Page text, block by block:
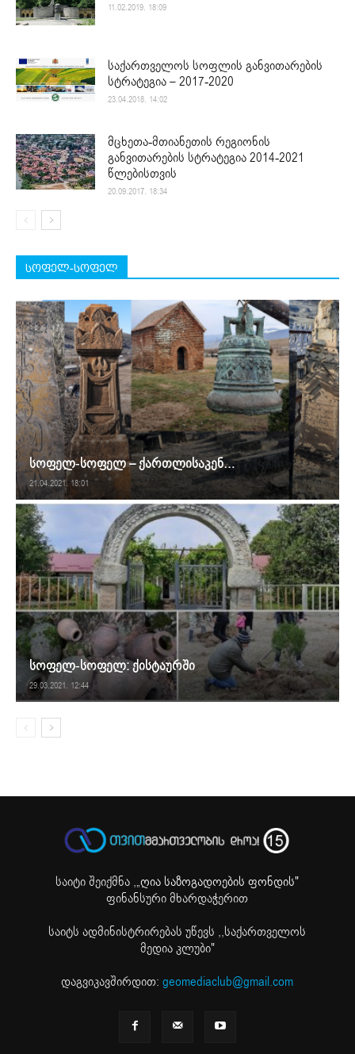
11.02.2019. 18:09
საქართველოს სოფლის განვითარების
სტრატეგია – 2017-2020
23.04.2018. 14:02
მცხეთა-მთიანეთის რეგიონის
განვითარების სტრატეგია 2014-2021
წლებისთვის
20.09.2017. 18:34
სოფელ-სოფელ
სოფელ-სოფელ – ქართლისაკენ…
21.04.2021. 18:01
სოფელ-სოფელ: ქისტაურში
29.03.2021. 12:44
საიტი შეიქმნა ,„ღია საზოგადოების ფონდის"
ფინანსური მხარდაჭერით
საიტს ადმინისტრირებას უწევს ,,საქართველოს
მედია კლუბი"
დაგვიკავშირდით:geomediaclub@gmail.com